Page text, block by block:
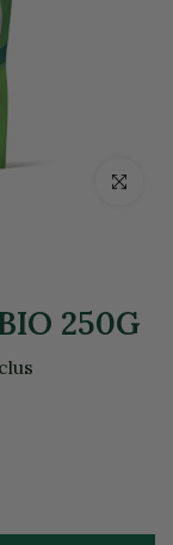
Click
250G